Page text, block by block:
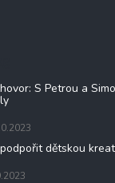
S Petrou a
dětskou